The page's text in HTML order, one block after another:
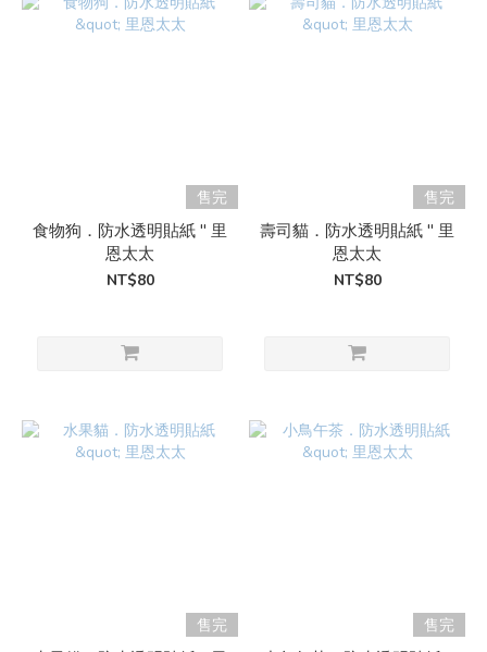
售完
食物狗．防水透明貼紙 " 里
恩太太
NT$80
售完
壽司貓．防水透明貼紙 " 里
恩太太
NT$80
售完 售完